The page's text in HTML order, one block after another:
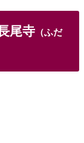
尾寺（ふだ